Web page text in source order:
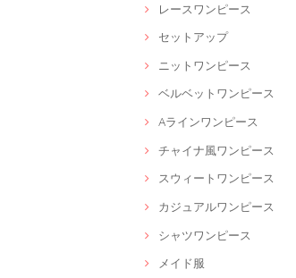
レースワンピース
セットアップ
ニットワンピース
ベルベットワンピース
Aラインワンピース
チャイナ風ワンピース
スウィートワンピース
カジュアルワンピース
シャツワンピース
メイド服